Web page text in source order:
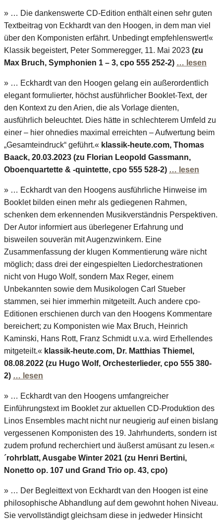
» … Die dankenswerte CD-Edition enthält einen sehr guten
Textbeitrag von Eckhardt van den Hoogen, in dem man viel
über den Komponisten erfährt. Unbedingt empfehlenswert!«
Klassik begeistert, Peter Sommeregger, 11. Mai 2023 (zu
Max Bruch, Symphonien 1 – 3, cpo 555 252-2) … lesen
» … Eckhardt van den Hoogen gelang ein außerordentlich
elegant formulierter, höchst ausführlicher Booklet-Text, der
den Kontext zu den Arien, die als Vorlage dienten,
ausführlich beleuchtet. Dies hätte in schlechterem Umfeld zu
einer – hier ohnedies maximal erreichten – Aufwertung beim
„Gesamteindruck“ geführt.« klassik-heute.com, Thomas
Baack, 20.03.2023 (zu Florian Leopold Gassmann,
Oboenquartette & -quintette, cpo 555 528-2) … lesen
» … Eckhardt van den Hoogens ausführliche Hinweise im
Booklet bilden einen mehr als gediegenen Rahmen,
schenken dem erkennenden Musikverständnis Perspektiven.
Der Autor informiert aus überlegener Erfahrung und
bisweilen souverän mit Augenzwinkern. Eine
Zusammenfassung der klugen Kommentierung wäre nicht
möglich; dass drei der eingespielten Liedorchestrationen
nicht von Hugo Wolf, sondern Max Reger, einem
Unbekannten sowie dem Musikologen Carl Stueber
stammen, sei hier immerhin mitgeteilt. Auch andere cpo-
Editionen erschienen durch van den Hoogens Kommentare
bereichert; zu Komponisten wie Max Bruch, Heinrich
Kaminski, Hans Rott, Franz Schmidt u.v.a. wird Erhellendes
mitgeteilt.« klassik-heute.com, Dr. Matthias Thiemel,
08.08.2022 (zu Hugo Wolf, Orchesterlieder, cpo 555 380-
2) … lesen
» … Eckhardt van den Hoogens umfangreicher
Einführungstext im Booklet zur aktuellen CD-Produktion des
Linos Ensembles macht nicht nur neugierig auf einen bislang
vergessenen Komponisten des 19. Jahrhunderts, sondern ist
zudem profund recherchiert und äußerst amüsant zu lesen.«
´rohrblatt, Ausgabe Winter 2021 (zu Henri Bertini,
Nonetto op. 107 und Grand Trio op. 43, cpo)
» … Der Begleittext von Eckhardt van den Hoogen ist eine
philosophische Abhandlung auf dem gewohnt hohen Niveau.
Sie vervollständigt gleichsam diese in jedweder Hinsicht